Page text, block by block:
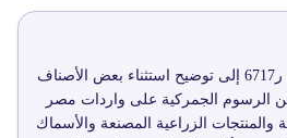
تهدف التعليمات رقم ر6717 إلى توضيح استثناء بعض الأصناف
الرسوم الجمركية على واردات مصر
والمنتجات الزراعية المصنعة والأسماك